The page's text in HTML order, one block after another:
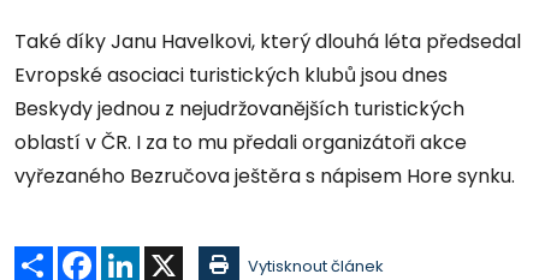
Také díky Janu Havelkovi, který dlouhá léta předsedal
Evropské asociaci turistických klubů jsou dnes
Beskydy jednou z nejudržovanějších turistických
oblastí v ČR. I za to mu předali organizátoři akce
vyřezaného Bezručova ještěra s nápisem Hore synku.
Sdílet Facebook
LinkedIn Vytisknout článek